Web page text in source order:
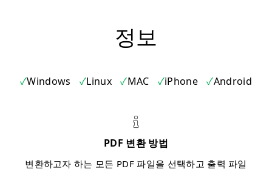
정보
Windows Linux MAC iPhone Android
PDF 변환 방법
변환하고자 하는 모든 PDF 파일을 선택하고 출력 파일